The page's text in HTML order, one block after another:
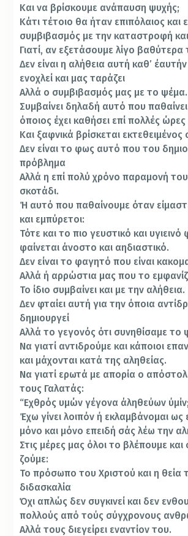
Και να βρίσκουμε ανάπαυση ψυχής;
Κάτι τέτοιο θα ήταν επιπόλαιος και
συμβιβασμός με την καταστροφή
Γιατί, αν εξετάσουμε λίγο
Δεν είναι η αλήθεια αυτή καθ’
ενοχλεί και μας ταράζει
Αλλά ο συμβιβασμός μας με το ψέμα.
Συμβαίνει δηλαδή αυτό που
όποιος έχει καθήσει επί πολλές
Και ξαφνικά βρίσκεται
Δεν είναι το φως αυτό που του
πρόβλημα
Αλλά η επί πολύ χρόνο παραμονή
σκοτάδι.
Ή αυτό που παθαίνουμε όταν
και εμπύρετοι:
Τότε και το πιο γευστικό και
φαίνεται άνοστο και αηδιαστικό.
Δεν είναι το φαγητό που είναι
Αλλά ή αρρώστια μας που το
Το ίδιο συμβαίνει και με την αλήθεια.
Δεν φταίει αυτή για την όποια
δημιουργεί
Αλλά το γεγονός ότι συνηθίσαμε το
Να γιατί αντιδρούμε και κάποιοι
και μάχονται κατά της αληθείας.
Να γιατί ερωτά με απορία ο
τους Γαλατάς:
“Εχθρός υμών γέγονα άληθεύων
Έχω γί­νει λοιπόν ή εκλαμβάνομαι
μόνο και μόνο επειδή σάς λέω την
Στις μέρες μας όλοι το βλέπουμε και
ζούμε:
Το πρόσωπο του Χριστού και η θεία
διδασκαλία
Όχι απλώς δεν συγκινεί και δεν
πολλούς από τούς σύγχρονους
Αλλά τους διεγείρει εναντίον του.